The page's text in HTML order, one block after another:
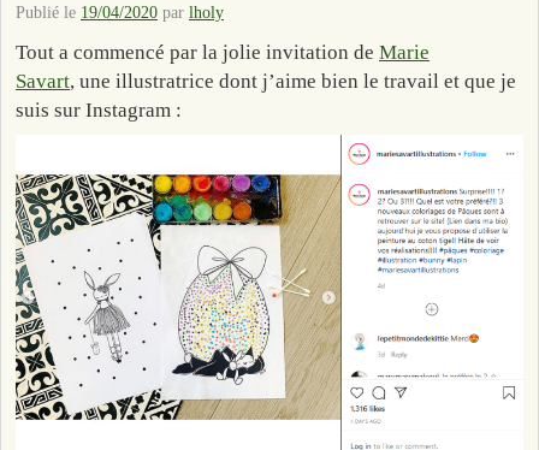
Publié le 19/04/2020 par lholy
Tout a commencé par la jolie invitation de Marie
Savart, une illustratrice dont j’aime bien le travail et que je
suis sur Instagram :